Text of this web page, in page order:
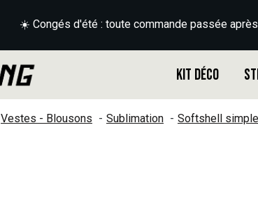
☀️ Congés d'été : toute commande passée
Kit déco
Vestes - Blousons Sublimation Softshell simple